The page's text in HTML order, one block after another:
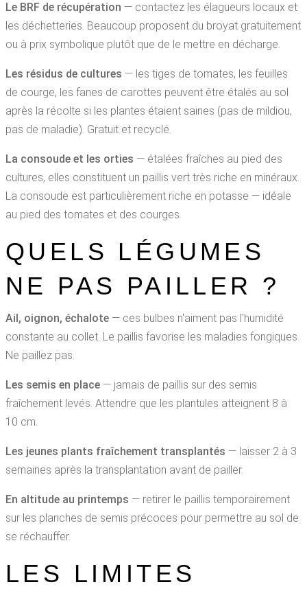
Le BRF de récupération — contactez les élagueurs locaux et
les déchetteries. Beaucoup proposent du broyat gratuitement
ou à prix symbolique plutôt que de le mettre en décharge.
Les résidus de cultures — les tiges de tomates, les feuilles
de courge, les fanes de carottes peuvent être étalés au sol
après la récolte si les plantes étaient saines (pas de mildiou,
pas de maladie). Gratuit et recyclé.
La consoude et les orties — étalées fraîches au pied des
cultures, elles constituent un paillis vert très riche en minéraux.
La consoude est particulièrement riche en potasse — idéale
au pied des tomates et des courges.
QUELS LÉGUMES
NE PAS PAILLER ?
Ail, oignon, échalote — ces bulbes n'aiment pas l'humidité
constante au collet. Le paillis favorise les maladies fongiques.
Ne paillez pas.
Les semis en place — jamais de paillis sur des semis
fraîchement levés. Attendre que les plantules atteignent 8 à
10 cm.
Les jeunes plants fraîchement transplantés — laisser 2 à 3
semaines après la transplantation avant de pailler.
En altitude au printemps — retirer le paillis temporairement
sur les planches de semis précoces pour permettre au sol de
se réchauffer.
LES LIMITES